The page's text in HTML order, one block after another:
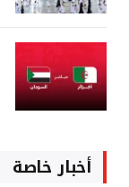
أخبار خاصة